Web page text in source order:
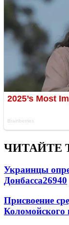
ЧИТАЙТЕ
Украинцы
Донбасса26940
Присвоение
Коломойского